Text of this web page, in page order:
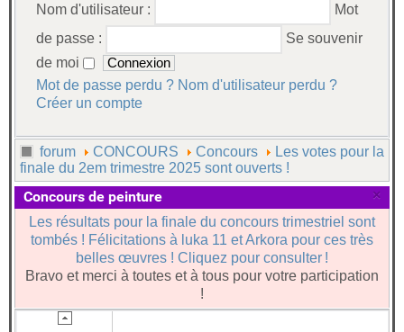
Nom d'utilisateur :
Mot
de passe :
Se souvenir
de moi
Mot de passe perdu ? Nom d'utilisateur perdu ?
Créer un compte
forum CONCOURS Concours
Les votes pour la
finale du 2em trimestre 2025 sont ouverts !
×
Concours de peinture
Les résultats pour la finale du concours trimestriel sont
tombés ! Félicitations à luka 11 et Arkora pour ces très
belles œuvres ! Cliquez pour consulter !
Bravo et merci à toutes et à tous pour votre participation
!